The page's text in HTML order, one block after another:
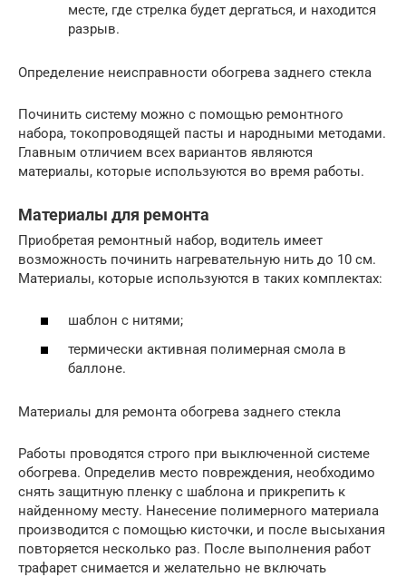
месте, где стрелка будет дергаться, и находится
разрыв.
Определение неисправности обогрева заднего стекла
Починить систему можно с помощью ремонтного
набора, токопроводящей пасты и народными методами.
Главным отличием всех вариантов являются
материалы, которые используются во время работы.
Материалы для ремонта
Приобретая ремонтный набор, водитель имеет
возможность починить нагревательную нить до 10 см.
Материалы, которые используются в таких комплектах:
шаблон с нитями;
термически активная полимерная смола в
баллоне.
Материалы для ремонта обогрева заднего стекла
Работы проводятся строго при выключенной системе
обогрева. Определив место повреждения, необходимо
снять защитную пленку с шаблона и прикрепить к
найденному месту. Нанесение полимерного материала
производится с помощью кисточки, и после высыхания
повторяется несколько раз. После выполнения работ
трафарет снимается и желательно не включать